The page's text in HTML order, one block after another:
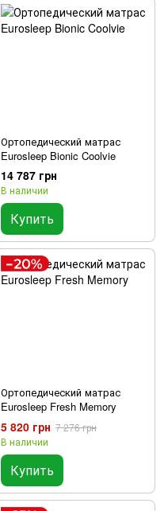
Ортопедический матрас
Eurosleep Bionic Coolvie
14 787 грн
В наличии
Купить
Ортопедический матрас
Eurosleep Fresh Memory
5 820 грн 7 276 грн
В наличии
Купить